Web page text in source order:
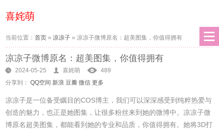
喜姹萌
当前位置：首页 »凉凉子 »凉凉子微博原名：超美图集，你值得拥有
凉凉子微博原名：超美图集，你值得拥有
2024-05-25 喜姹萌
489
分享到： QQ空间 新浪 豆瓣 微信 更多
凉凉子是一位备受瞩目的COS博主，我们可以深深感受到纯粹热爱与
创造的魅力，也正是她图集，让很多粉丝来到她的微博中。凉凉子微
博原名超美图集，都能看到她的专业和品质，你值得拥有。她将3D打